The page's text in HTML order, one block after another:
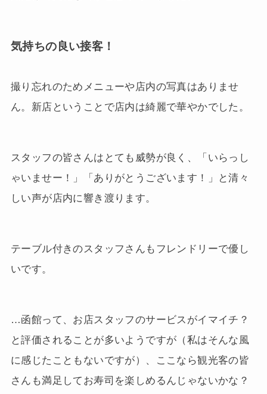
気持ちの良い接客！
撮り忘れのためメニューや店内の写真はありませ
ん。新店ということで店内は綺麗で華やかでした。
スタッフの皆さんはとても威勢が良く、「いらっし
ゃいませー！」「ありがとうございます！」と清々
しい声が店内に響き渡ります。
テーブル付きのスタッフさんもフレンドリーで優し
いです。
…函館って、お店スタッフのサービスがイマイチ？
と評価されることが多いようですが（私はそんな風
に感じたこともないですが）、ここなら観光客の皆
さんも満足してお寿司を楽しめるんじゃないかな？